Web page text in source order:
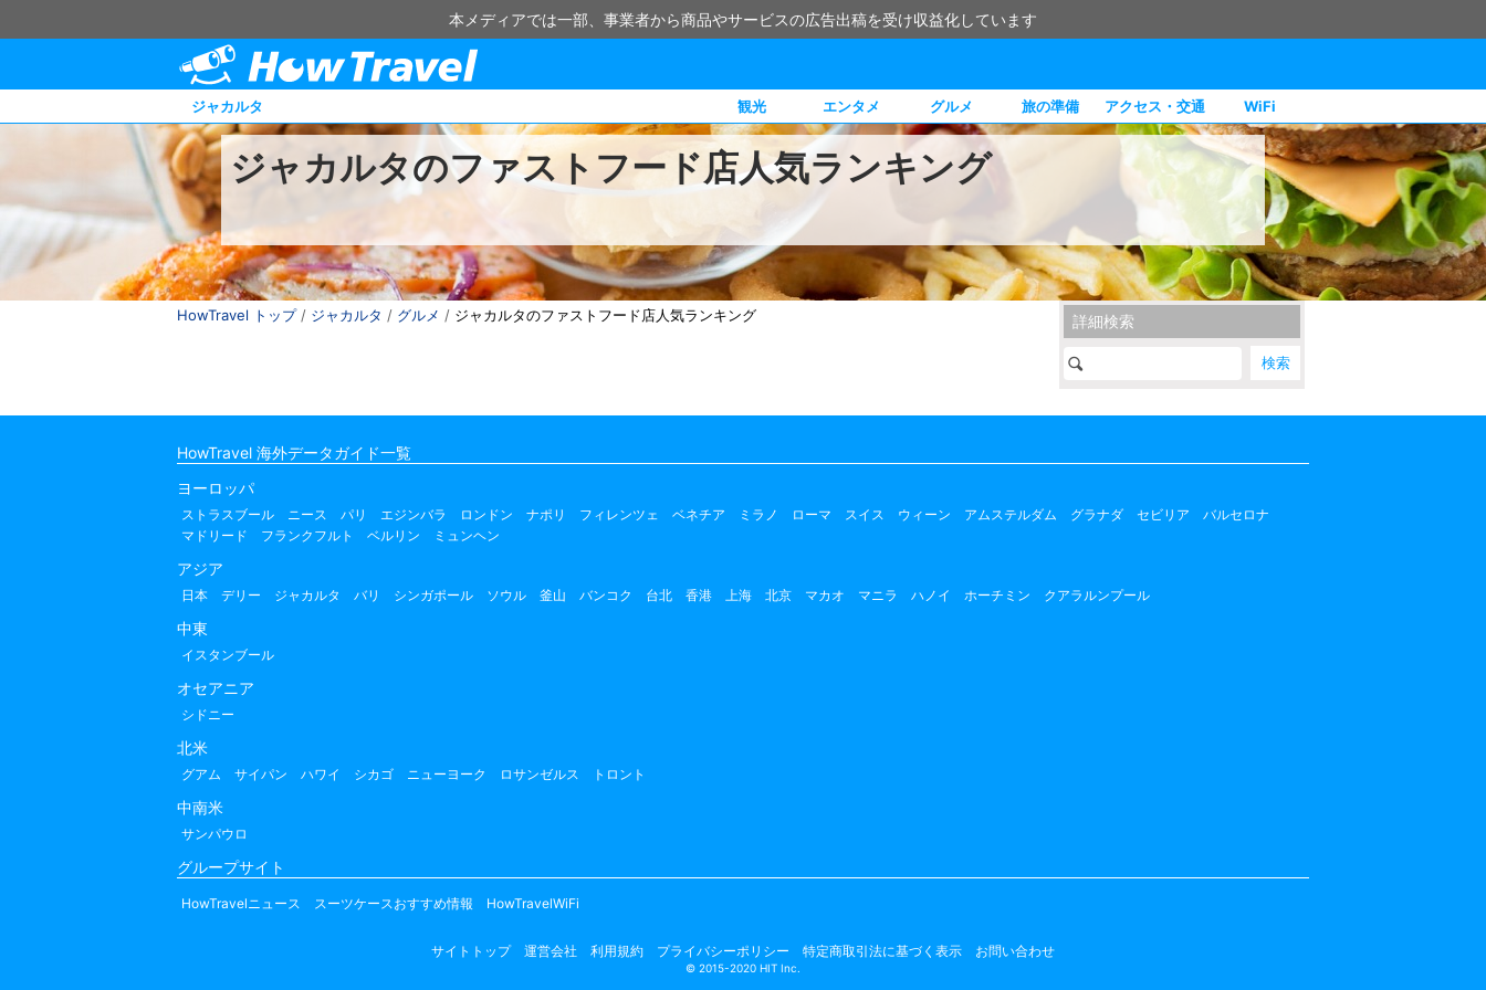
本メディアでは一部、事業者から商品やサービスの広告出稿を受け収益化しています
ジャカルタ 観光 エンタメ グルメ 旅の準備 アクセス・交通 WiFi
ジャカルタのファストフード店人気ランキング
詳細検索
HowTravel トップ/ ジャカルタ / グルメ / ジャカルタのファストフード店人気ランキング
HowTravel 海外データガイド一覧
ヨーロッパ
ストラスブール ニース パリ エジンバラ ロンドン ナポリ フィレンツェ ベネチア ミラノ ローマ スイス ウィーン アムステルダム グラナダ セビリア
バルセロナ
マドリード
フランクフルト ベルリン ミュンヘン
アジア
日本 デリー ジャカルタ バリ シンガポール ソウル 釜山 バンコク 台北 香港 上海 北京 マカオ マニラ ハノイ ホーチミン クアラルンプール
中東
イスタンブール
オセアニア
シドニー
北米
グアム サイパン ハワイ シカゴ ニューヨーク ロサンゼルス トロント
中南米
サンパウロ
グループサイト
HowTravelニュース スーツケースおすすめ情報 HowTravelWiFi
サイトトップ 運営会社 利用規約 プライバシーポリシー 特定商取引法に基づく表示 お問い合わせ
© 2015-2020 HIT Inc.